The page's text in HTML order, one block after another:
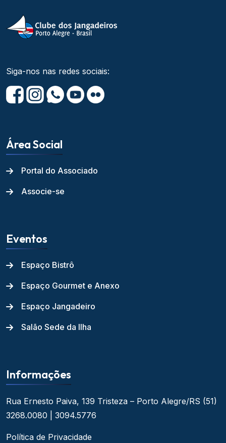
Siga-nos nas redes sociais:
Área Social
Portal do Associado
Associe-se
Eventos
Espaço Bistrô
Espaço Gourmet e Anexo
Espaço Jangadeiro
Salão Sede da Ilha
Informações
Rua Ernesto Paiva, 139 Tristeza – Porto Alegre/RS (51)
3268.0080 | 3094.5776
Política de Privacidade